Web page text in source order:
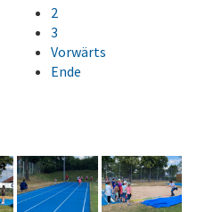
2
3
Vorwärts
Ende